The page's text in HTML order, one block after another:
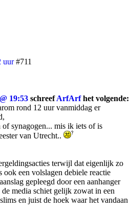
uur #711
19:53 schreefArfArfhet volgende:
rond 12 uur vanmiddag er
synagogen... mis ik iets of is
van Utrecht..
terwijl dat eigenlijk zo
een volslagen debiele reactie
gepleegd door een aanhanger
media schiet gelijk zowat in een
en juist de hoek waar het vandaan